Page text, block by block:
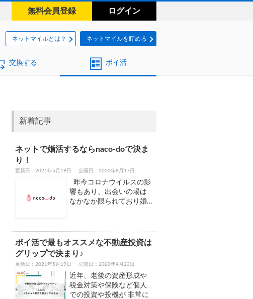
無料会員登録 ログイン
ネットマイルとは？ ネットマイルを貯める
交換する ポイ活
新着記事
ネットで婚活するならnaco-doで決ま
り！
更新日：2021年5月19日 公開日：2020年8月17日
昨今コロナウイルスの影
響もあり、出会いの場は
なかなか限られており婚…
ポイ活で最もオススメな不動産投資は
グリップで決まり♪
更新日：2021年5月19日 公開日：2020年4月23日
近年、老後の資産形成や
税金対策や保険など個人
での投資や投機が 非常に